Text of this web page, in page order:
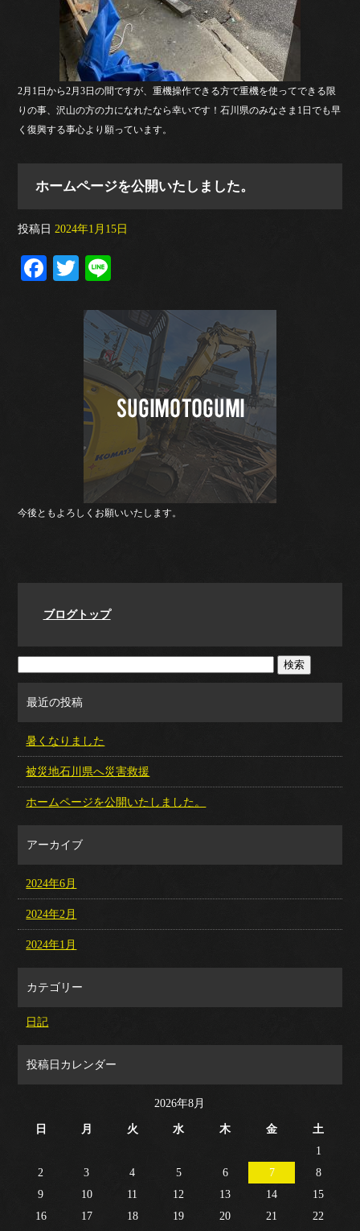
2月1日から2月3日の間ですが、重機操作できる方で重機を使ってできる限
りの事、沢山の方の力になれたなら幸いです！石川県のみなさま1日でも早
く復興する事心より願っています。
ホームページを公開いたしました。
投稿日 2024年1月15日
Fa T
tte
r
今後ともよろしくお願いいたします。
ブログトップ
最近の投稿
暑くなりました
被災地石川県へ災害救援
ホームページを公開いたしました。
アーカイブ
2024年6月
2024年2月
2024年1月
カテゴリー
日記
投稿日カレンダー
2026年8月
日 月 火 水 木 金
土
1
2
3 4 5 6 7
8
9
10 11 12 13 14
15
16
17 18 19 20 21 22